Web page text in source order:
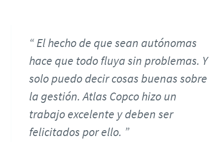
El hecho de que sean autónomas
hace que todo fluya sin problemas. Y
solo puedo decir cosas buenas sobre
la gestión. Atlas Copco hizo un
trabajo excelente y deben ser
felicitados por ello.